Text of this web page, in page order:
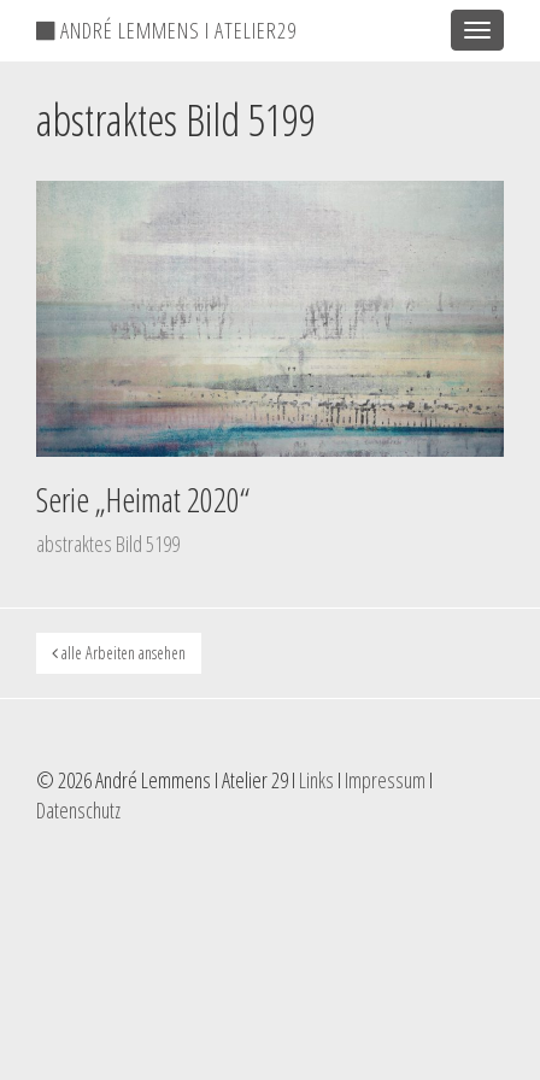
Toggle
ANDRÉ LEMMENS I ATELIER29
abstraktes Bild 5199
Serie „Heimat 2020“
abstraktes Bild 5199
alle Arbeiten ansehen
© 2026 André Lemmens I Atelier 29 I Links I Impressum I
Datenschutz